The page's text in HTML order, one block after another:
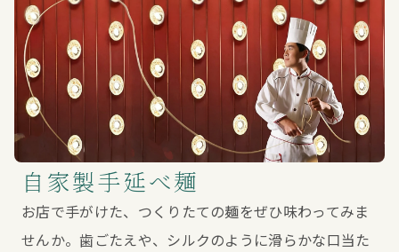
自家製手延べ麺
お店で手がけた、つくりたての麺をぜひ味わってみま
せんか。歯ごたえや、シルクのように滑らかな口当た